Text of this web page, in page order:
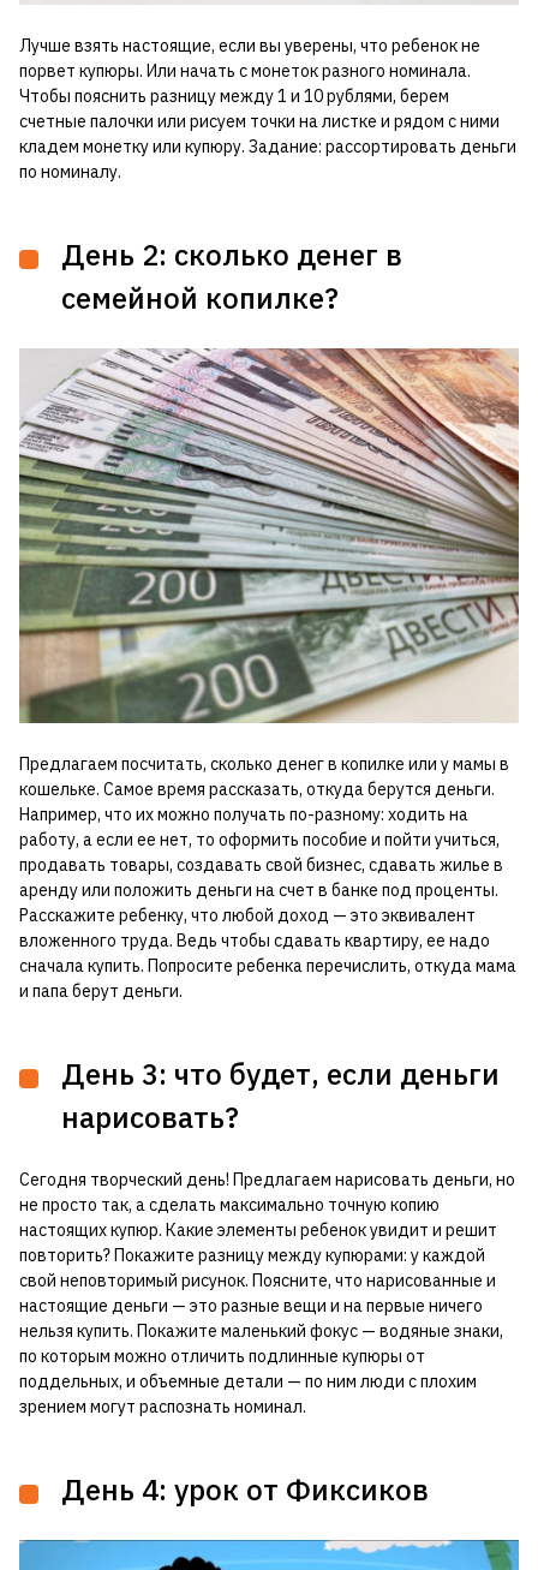
Лучше взять настоящие, если вы уверены, что ребенок не
порвет купюры. Или начать с монеток разного номинала.
Чтобы пояснить разницу между 1 и 10 рублями, берем
счетные палочки или рисуем точки на листке и рядом с ними
кладем монетку или купюру. Задание: рассортировать деньги
по номиналу.
День 2: сколько денег в
семейной копилке?
Предлагаем посчитать, сколько денег в копилке или у мамы в
кошельке. Самое время рассказать, откуда берутся деньги.
Например, что их можно получать по-разному: ходить на
работу, а если ее нет, то оформить пособие и пойти учиться,
продавать товары, создавать свой бизнес, сдавать жилье в
аренду или положить деньги на счет в банке под проценты.
Расскажите ребенку, что любой доход — это эквивалент
вложенного труда. Ведь чтобы сдавать квартиру, ее надо
сначала купить. Попросите ребенка перечислить, откуда мама
и папа берут деньги.
День 3: что будет, если деньги
нарисовать?
Сегодня творческий день! Предлагаем нарисовать деньги, но
не просто так, а сделать максимально точную копию
настоящих купюр. Какие элементы ребенок увидит и решит
повторить? Покажите разницу между купюрами: у каждой
свой неповторимый рисунок. Поясните, что нарисованные и
настоящие деньги — это разные вещи и на первые ничего
нельзя купить. Покажите маленький фокус — водяные знаки,
по которым можно отличить подлинные купюры от
поддельных, и объемные детали — по ним люди с плохим
зрением могут распознать номинал.
День 4: урок от Фиксиков